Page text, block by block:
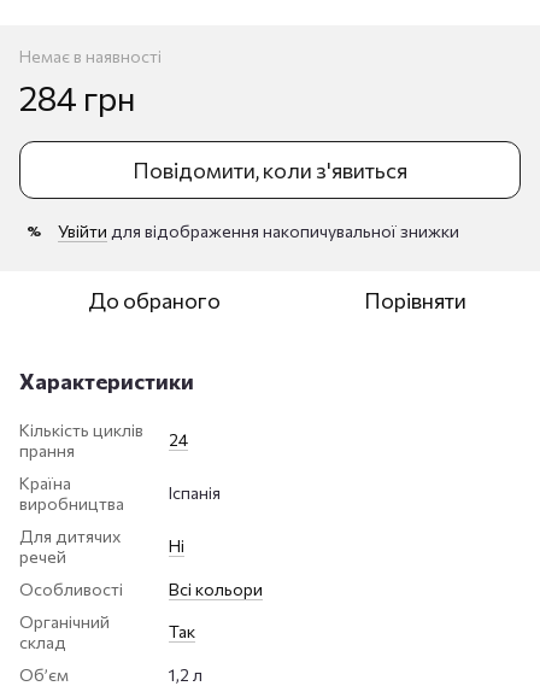
Немає в наявності
284 грн
Повідомити, коли з'явиться
% Увійти для відображення накопичувальної знижки
До обраного Порівняти
Характеристики
Кількість циклів
прання
24
Країна
виробництва
Іспанія
Для дитячих
речей
Ні
Особливості
Всі кольори
Органічний
склад
Так
Обʼєм
1,2 л